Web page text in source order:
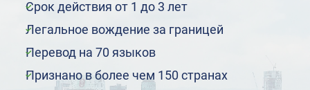
Срок действия от 1 до 3 лет
Легальное вождение за границей
Перевод на 70 языков
Признано в более чем 150 странах